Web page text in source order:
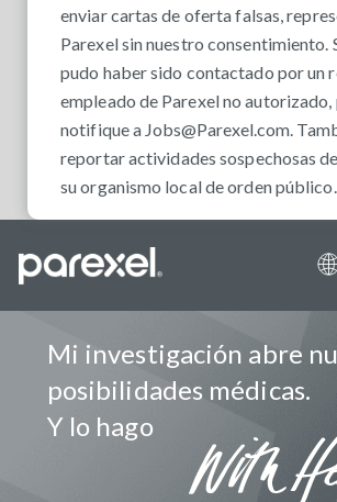
enviar cartas de oferta falsas,
Parexel sin nuestro consentimiento.
pudo haber sido contactado por un
empleado de Parexel no
notifique a Jobs@Parexel.com.
reportar actividades sospechosas
su organismo local de orden
Mi investigación abre
posibilidades médicas.
Y lo hago